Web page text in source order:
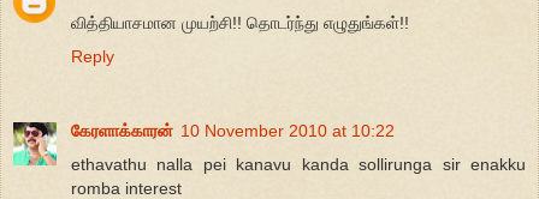
வித்தியாசமான முயற்சி!! தொடர்ந்து எழுதுங்கள்!!
Reply
கேரளாக்காரன் 10 November 2010 at 10:22
ethavathu nalla pei kanavu kanda sollirunga sir enakku
romba interest